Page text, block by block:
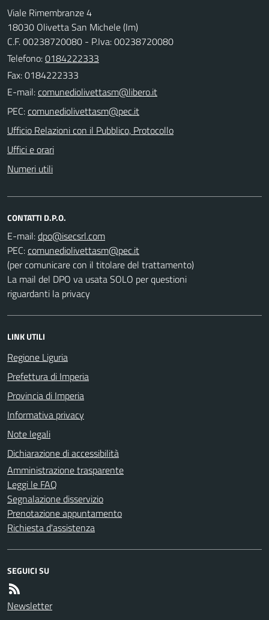
Viale Rimembranze 4
18030 Olivetta San Michele (Im)
C.F. 00238720080 - P.Iva: 00238720080
Telefono:0184222333
Fax: 0184222333
E-mail:
PEC:
Ufficio Relazioni con il Pubblico, Protocollo
Uffici e orari
Numeri utili
CONTATTI D.P.O.
E-mail:
PEC:
(per comunicare con il titolare del trattamento)
La mail del DPO va usata SOLO per questioni
riguardanti la privacy
LINK UTILI
Regione Liguria
Prefettura di Imperia
Provincia di Imperia
Informativa privacy
Note legali
Dichiarazione di accessibilità
Amministrazione trasparente
Leggi le FAQ
Segnalazione disservizio
Prenotazione appuntamento
Richiesta d'assistenza
SEGUICI SU
Newsletter